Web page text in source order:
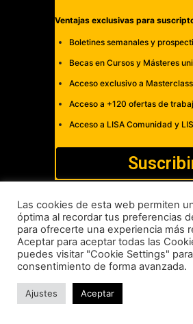
Ventajas exclusivas para
Boletines semanales y
Becas en Cursos y Másteres
Acceso exclusivo a
Acceso a +120 ofertas de
Acceso a LISA Comunidad y
Cómo publicar Anúnciate Política de
Aviso legal Contacto
LISA News©. Creative Commons
Las cookies de esta web permiten
óptima al recordar tus preferencias
para ofrecerte una experiencia más
Aceptar para aceptar todas las
puedes visitar "Cookie Settings"
consentimiento de forma avanzada.
Ajustes Aceptar